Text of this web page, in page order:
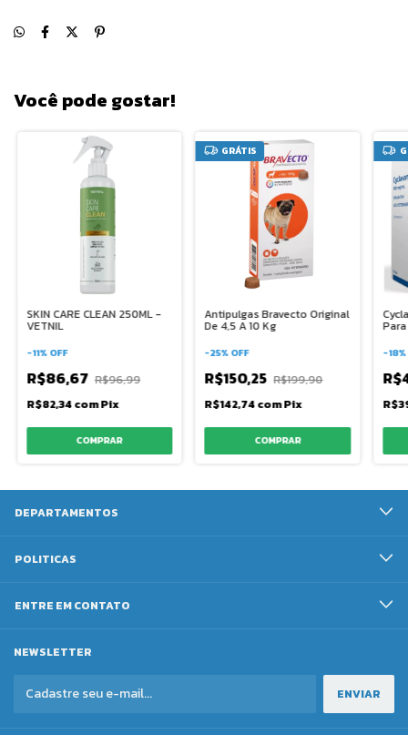
Você pode gostar!
SKIN CARE CLEAN 250ML -
VETNIL
-11% OFF
R$86,67 R$96,99
R$82,34comPix
GRÁTIS
Antipulgas Bravecto Original
De 4,5 A 10 Kg
-25% OFF
R$150,25 R$199,90
R$142,74comPix
-18%
DEPARTAMENTOS
POLITICAS
ENTRE EM CONTATO
NEWSLETTER